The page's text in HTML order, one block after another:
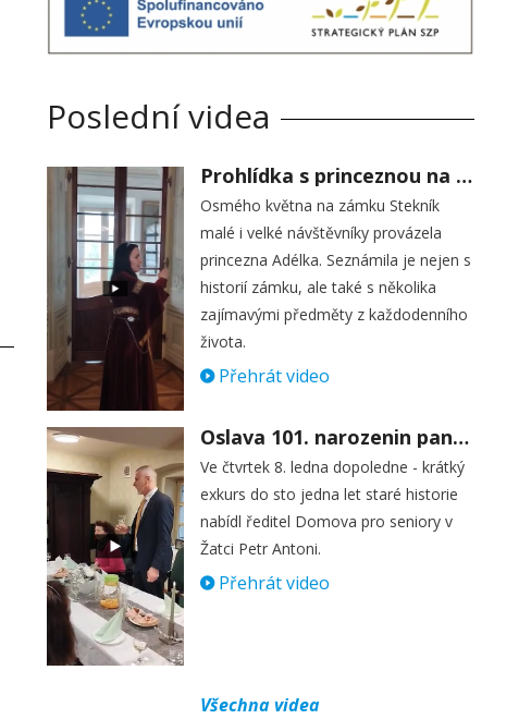
Poslední videa
Prohlídka s princeznou na zámku Stekník
Osmého května na zámku Stekník
malé i velké návštěvníky provázela
princezna Adélka. Seznámila je nejen s
historií zámku, ale také s několika
zajímavými předměty z každodenního
života.
Přehrát video
Oslava 101. narozenin paní Věry Skořepové
Ve čtvrtek 8. ledna dopoledne - krátký
exkurs do sto jedna let staré historie
nabídl ředitel Domova pro seniory v
Žatci Petr Antoni.
Přehrát video
Všechna videa